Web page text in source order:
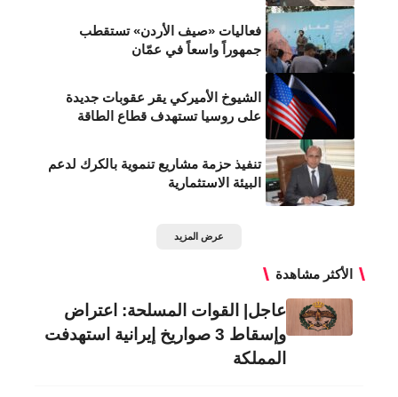
فعاليات «صيف الأردن» تستقطب
جمهوراً واسعاً في عمّان
الشيوخ الأميركي يقر عقوبات جديدة
على روسيا تستهدف قطاع الطاقة
تنفيذ حزمة مشاريع تنموية بالكرك لدعم
البيئة الاستثمارية
عرض المزيد
الأكثر مشاهدة
عاجل| القوات المسلحة: اعتراض
وإسقاط 3 صواريخ إيرانية استهدفت
المملكة